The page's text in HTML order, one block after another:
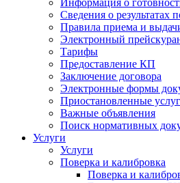
Сведения о результатах
Правила приема и
Электронный
Тарифы
Предоставление КП
Заключение договора
Электронные формы
Приостановленные
Важные объявления
Поиск нормативных
Услуги
Услуги
Поверка и калибровка
Поверка и